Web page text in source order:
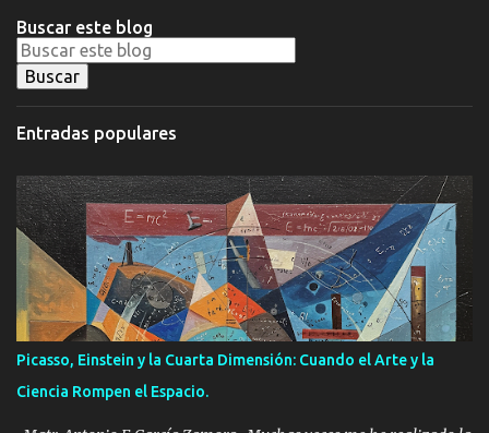
e
n
t
a
i
o
s
Buscar este blog
Entradas populares
Picasso, Einstein y la Cuarta Dimensión: Cuando el Arte y la
Ciencia Rompen el Espacio.